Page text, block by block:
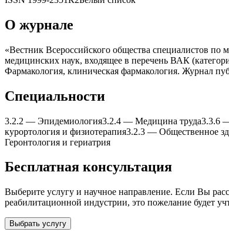
О журнале
«Вестник Всероссийского общества специалистов
медицинских наук, входящее в перечень ВАК
Фармакология, клиническая фармакология. Журнал
Специальности
3.2.2 — Эпидемиология3.2.4 — Медицина труда3.3.6
курортология и физиотерапия3.2.3 — Общественное
Геронтология и гериатрия
Бесплатная консультация
Выберите услугу и научное направление. Если Вы
реабилитационной индустрии, это пожелание будет
Выбрать услугу